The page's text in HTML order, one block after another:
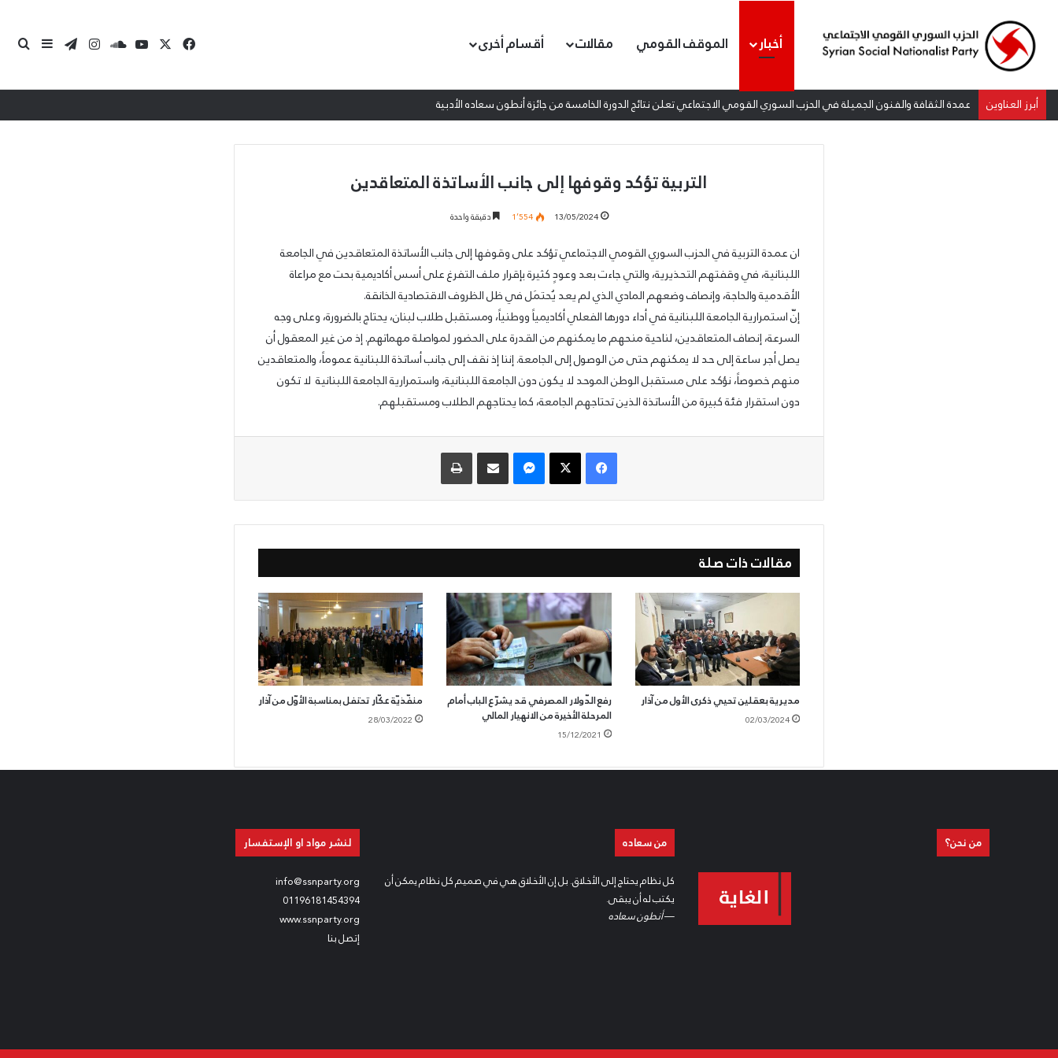
أخبار الموقف القومي مقالات أقسام أخرى فيسبوك ‫YouTubeساوند كلاود
انستقرام
تيلقرامإضافة
أبرز العناوين عمدة الثقافة والفنون الجميلة في الحزب السوري القومي الاجتماعي تعلن نتائج الدورة الخامسة من جائزة أنطون سعاده الأدبية
التربية تؤكد وقوفها إلى جانب الأساتذة المتعاقدين
13/05/2024 1٬554 دقيقة واحدة
ان عمدة التربية في الحزب السوري القومي الاجتماعي تؤكد على وقوفها إلى جانب الأساتذة المتعاقدين في الجامعة
اللبنانية، في وقفتهم التحذيرية، والتي جاءت بعد وعودٍ كثيرة بإقرار ملف التفرغ على أسس أكاديمية بحت مع مراعاة
الأقدمية والحاجة، وإنصاف وضعهم المادي الذي لم يعد يُحتمَل في ظل الظروف الاقتصادية الخانقة.
إنّ استمرارية الجامعة اللبنانية في أداء دورها الفعلي أكاديمياً ووطنياً، ومستقبل طلاب لبنان، يحتاج بالضرورة، وعلى وجه
السرعة، إنصاف المتعاقدين، لناحية منحهم ما يمكنهم من القدرة على الحضور لمواصلة مهماتهم. إذ من غير المعقول أن
يصل أجر ساعة إلى حد لا يمكنهم حتى من الوصول إلى الجامعة. إننا إذ نقف إلى جانب أساتذة اللبنانية عموماً، والمتعاقدين
منهم خصوصاً، نؤكد على مستقبل الوطن الموحد لا يكون دون الجامعة اللبنانية، واستمرارية الجامعة اللبنانية لا تكون
دون استقرار فئة كبيرة من الأساتذة الذين تحتاجهم الجامعة، كما يحتاجهم الطلاب ومستقبلهم.
فيسبوك‫X ماسنجر مشاركة عبر البريد طباعة
مقالات ذات صلة
مديرية بعقلين تحيي ذكرى الأول من آذار
02/03/2024
رفع الدّولار المصرفي قد يشرّع الباب أمام
المرحلة الأخيرة من الانهيار المالي
15/12/2021
منفّذيّة عكّار تحتفل بمناسبة الأوّل من آذار
28/03/2022
من نحن؟ من سعاده
كل نظام يحتاج إلى الأخلاق. بل إن الأخلاق هي في صميم كل نظام يمكن أن
يكتب له أن يبقى.
—أنطون سعاده
لنشر مواد او الإستفسار
info@ssnparty.org
01196181454394
www.ssnparty.org
إتصل بنا